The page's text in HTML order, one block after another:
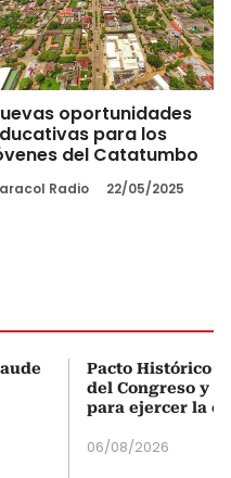
oportunidades
para los
del Catatumbo
Radio 22/05/2025
Pacto Histórico
del Congreso y
para ejercer la
06/08/2026